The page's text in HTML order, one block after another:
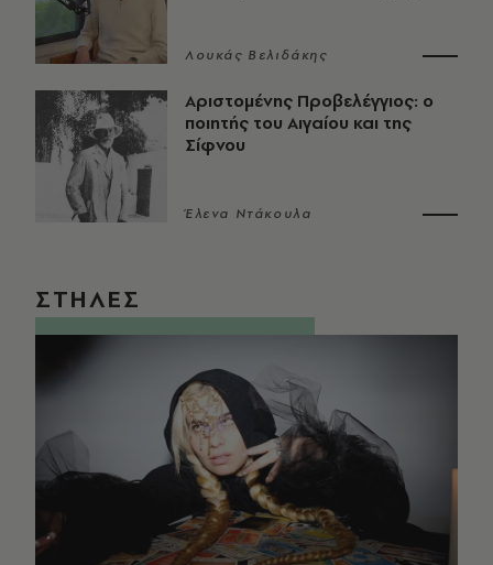
Λουκάς Βελιδάκης
Αριστομένης Προβελέγγιος: ο
ποιητής του Αιγαίου και της
Σίφνου
Έλενα Ντάκουλα
ΣΤΗΛΕΣ